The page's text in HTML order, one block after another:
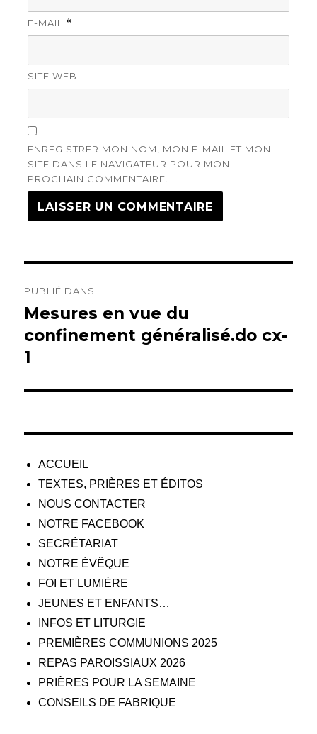
E-MAIL *
SITE WEB
ENREGISTRER MON NOM, MON E-MAIL ET MON
SITE DANS LE NAVIGATEUR POUR MON
PROCHAIN COMMENTAIRE.
de
l’article
PUBLIÉ DANS
Mesures en vue du
confinement généralisé.do cx-
1
ACCUEIL
TEXTES, PRIÈRES ET ÉDITOS
NOUS CONTACTER
NOTRE FACEBOOK
SECRÉTARIAT
NOTRE ÉVÊQUE
FOI ET LUMIÈRE
JEUNES ET ENFANTS…
INFOS ET LITURGIE
PREMIÈRES COMMUNIONS 2025
REPAS PAROISSIAUX 2026
PRIÈRES POUR LA SEMAINE
CONSEILS DE FABRIQUE